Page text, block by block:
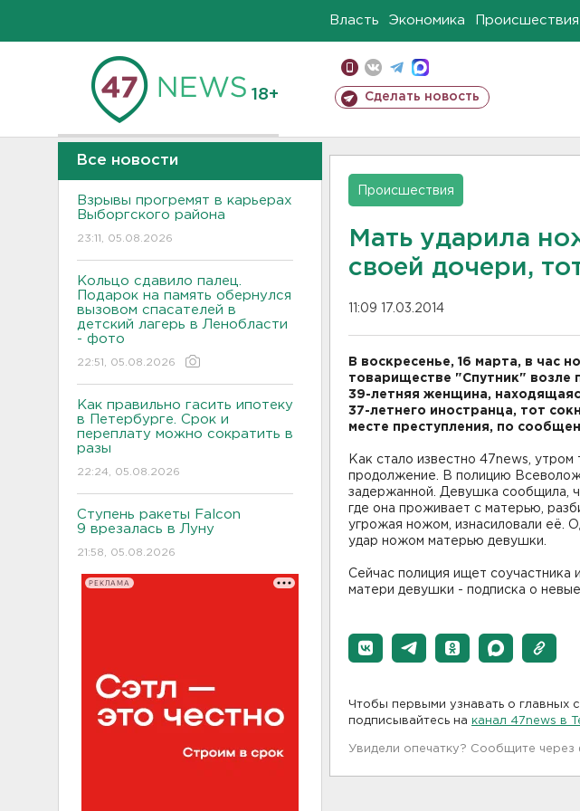
Власть Экономика Происшествия
18+ Сделать новость
Все новости
Взрывы прогремят в карьерах
Выборгского района
23:11, 05.08.2026
Кольцо сдавило палец.
Подарок на память обернулся
вызовом спасателей в
детский лагерь в Ленобласти
- фото
22:51, 05.08.2026
Как правильно гасить ипотеку
в Петербурге. Срок и
переплату можно сократить в
разы
22:24, 05.08.2026
Ступень ракеты Falcon
9 врезалась в Луну
21:58, 05.08.2026
РЕКЛАМА
Происшествия
Мать ударила
своей дочери,
11:09 17.03.2014
В воскресенье, 16 марта, в час
товариществе "Спутник" возле
39-летняя женщина,
37-летнего иностранца, тот
месте преступления, по
Как стало известно 47news, утром
продолжение. В полицию
задержанной. Девушка сообщила,
где она проживает с матерью,
угрожая ножом, изнасиловали её.
удар ножом матерью девушки.
Сейчас полиция ищет соучастника
матери девушки - подписка о
Чтобы первыми узнавать о главных
подписывайтесь на канал 47news в
Увидели опечатку? Сообщите через